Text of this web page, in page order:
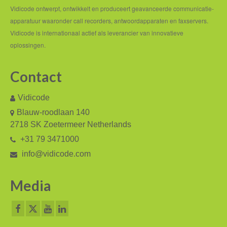
Andere landen
Service en Support
Software
Firmware
Handleidingen
Offerte aanvragen
Supportformulier
Vidicode ontwerpt, ontwikkelt en produceert geavanceerde communicatie-
apparatuur waaronder call recorders, antwoordapparaten en faxservers.
Vidicode is internationaal actief als leverancier van innovatieve
oplossingen.
Contact
Vidicode
Blauw-roodlaan 140
2718 SK Zoetermeer Netherlands
+31 79 3471000
info@vidicode.com
Media